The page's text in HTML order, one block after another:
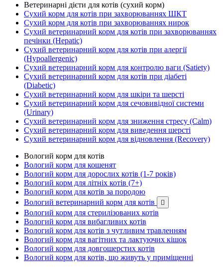
Ветеринарні дієти для котів (сухий корм)
Сухий корм для котів при захворюваннях ШКТ
Сухий корм для котів при захворюваннях нирок
Сухий ветеринарний корм для котів при захворюваннях
печінки (Hepatic)
Сухий ветеринарний корм для котів при алергії
(Hypoallergenic)
Сухий ветеринарний корм для контролю ваги (Satiety)
Сухий ветеринарний корм для котів при діабеті
(Diabetic)
Сухий ветеринарний корм для шкіри та шерсті
Сухий ветеринарний корм для сечовивідної системи
(Urinary)
Сухий ветеринарний корм для зниження стресу (Calm)
Сухий ветеринарний корм для виведення шерсті
Сухий ветеринарний корм для відновлення (Recovery)
Вологий корм для котів
Вологий корм для кошенят
Вологий корм для дорослих котів (1-7 років)
Вологий корм для літніх котів (7+)
Вологий корм для котів за породою
Вологий ветеринарний корм для котів

Вологий корм для стерилізованих котів
Вологий корм для вибагливих котів
Вологий корм для котів з чутливим травленням
Вологий корм для вагітних та лактуючих кішок
Вологий корм для довгошерстих котів
Вологий корм для котів, що живуть у приміщенні